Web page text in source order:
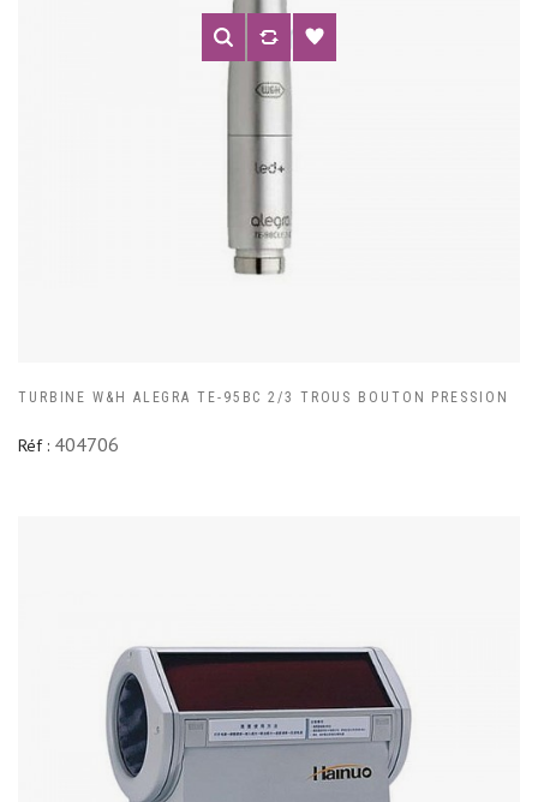
TURBINE W&H ALEGRA TE-95BC 2/3 TROUS BOUTON PRESSION
Réf : 404706